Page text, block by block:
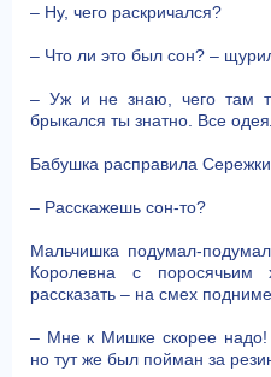
– Ну, чего раскричался?
– Что ли это был сон? –
– Уж и не знаю, чего там
брыкался ты знатно. Все
Бабушка расправила
– Расскажешь сон-то?
Мальчишка подумал-
Королевна с поросячьим
рассказать – на смех
– Мне к Мишке скорее надо!
но тут же был пойман за